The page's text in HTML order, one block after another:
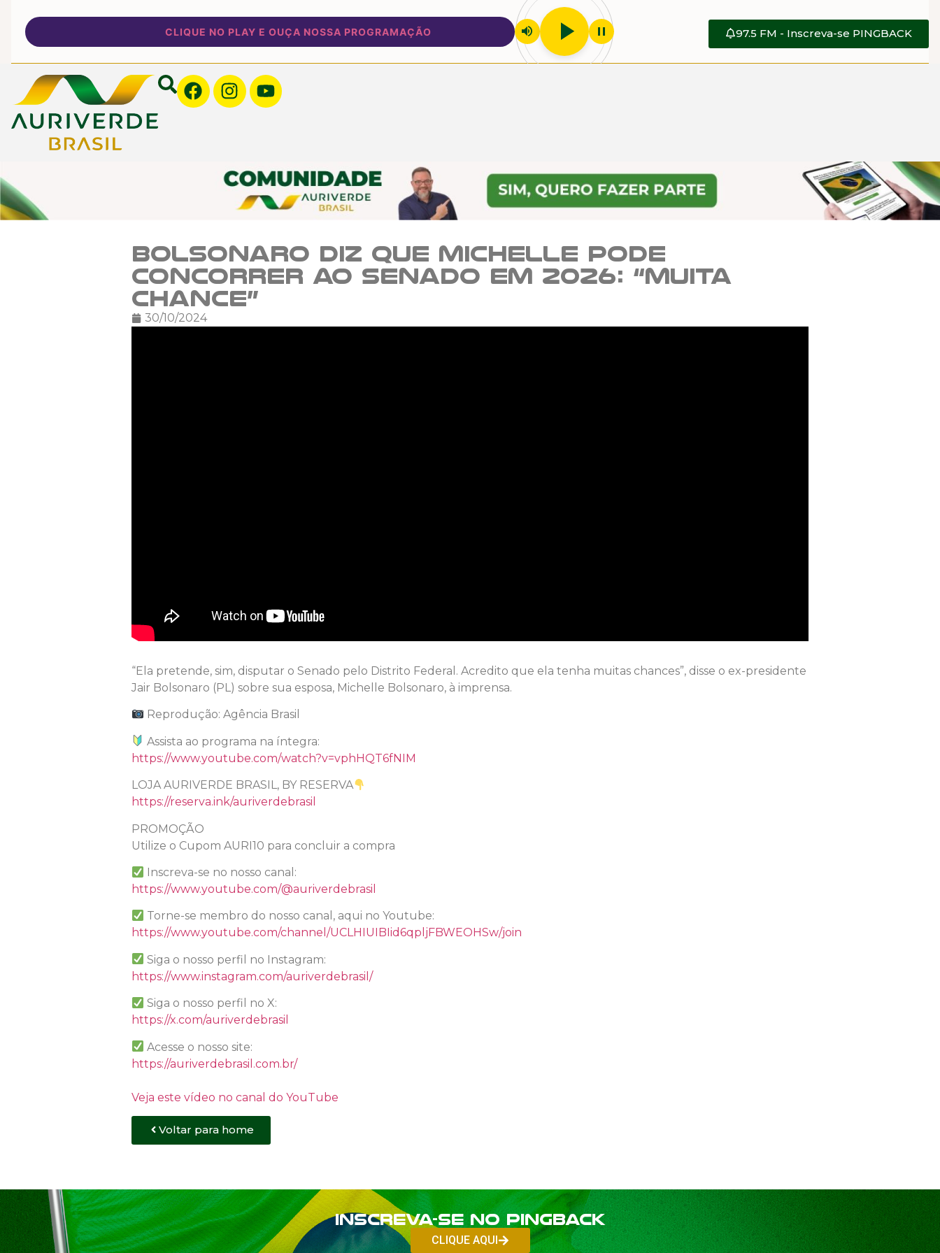
CLIQUE NO PLAY E OUÇA NOSSA PROGRAMAÇÃO volume_up play_arrow pause 97.5 FM - Inscreva-se PINGBACK
Bolsonaro diz que Michelle pode
concorrer ao Senado em 2026: “Muita
chance”
30/10/2024
“Ela pretende, sim, disputar o Senado pelo Distrito Federal. Acredito que ela tenha muitas chances”, disse o ex-presidente
Jair Bolsonaro (PL) sobre sua esposa, Michelle Bolsonaro, à imprensa.
Reprodução: Agência Brasil
Assista ao programa na íntegra:
https://www.youtube.com/watch?v=vphHQT6fNIM
LOJA AURIVERDE BRASIL, BY RESERVA
https://reserva.ink/auriverdebrasil
PROMOÇÃO
Utilize o Cupom AURI10 para concluir a compra
Inscreva-se no nosso canal:
https://www.youtube.com/@auriverdebrasil
Torne-se membro do nosso canal, aqui no Youtube:
https://www.youtube.com/channel/UCLHIUIBIid6qpljFBWEOHSw/join
Siga o nosso perfil no Instagram:
https://www.instagram.com/auriverdebrasil/
Siga o nosso perfil no X:
https://x.com/auriverdebrasil
Acesse o nosso site:
https://auriverdebrasil.com.br/
Veja este vídeo no canal do YouTube
Voltar para home
Inscreva-se no PINGBACK
CLIQUE AQUI